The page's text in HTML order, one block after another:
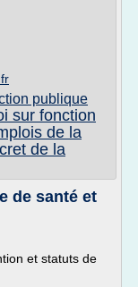
publique
sur fonction
de la
de la
de santé et
et statuts de